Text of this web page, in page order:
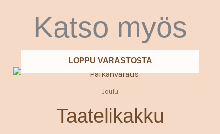
Katso myös
LOPPU VARASTOSTA
Joulu
Taatelikakku11,90 €
Tällä